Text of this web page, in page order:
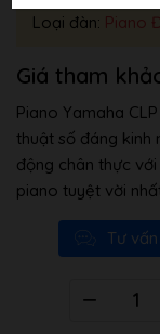
Loại đàn: Piano
Piano Yamaha
thuật số đáng kinh
động chân thực
piano tuyệt vời
Tư